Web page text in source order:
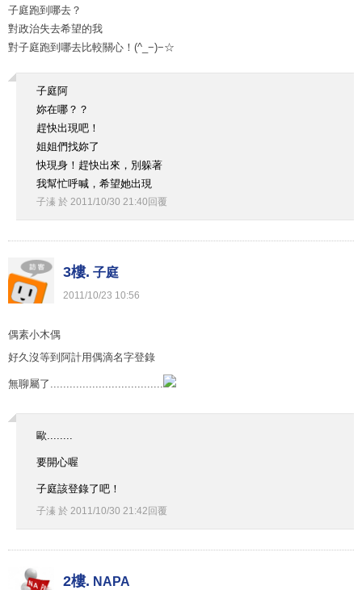
子庭跑到哪去？
對政治失去希望的我
對子庭跑到哪去比較關心！(^_−)−☆
子庭阿
妳在哪？？
趕快出現吧！
姐姐們找妳了
快現身！趕快出來，別躲著
我幫忙呼喊，希望她出現
子溱 於 2011 /10/30 21 :40回覆
3樓. 子庭
2011 /10/23 10:56
偶素小木偶
好久沒等到阿計用偶滴名字登錄
無聊屬了...................................
歐........
要開心喔
子庭該登錄了吧！
子溱 於 2011 /10/30 21 :42回覆
2樓. NAPA